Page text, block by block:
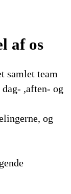
af os
samlet team
,aften- og
og